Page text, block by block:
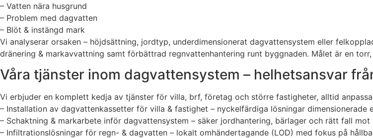
– Vatten nära husgrund
– Problem med dagvatten
– Blöt & instängd mark
Vi analyserar orsaken – höjdsättning, jordtyp, underdimensionerat dagvattensystem eller
dränering & markavvattning samt förbättrad regnvattenhantering runt byggnaden. Målet är en
Våra tjänster inom dagvattensystem – helhetsansvar
Vi erbjuder en komplett kedja av tjänster för villa, brf, företag och större fastigheter, alltid
– Installation av dagvattenkassetter för villa & fastighet – nyckelfärdiga lösningar dimensionerade
– Schaktning & markarbete inför dagvattensystem – säker jordhantering, bärlager och rätt fall mot
– Infiltrationslösningar för regn- & dagvatten – lokalt omhändertagande (LOD) med fokus på